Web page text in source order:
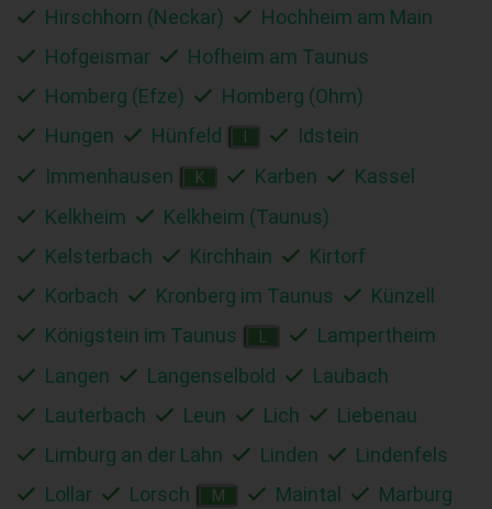
Hirschhorn (Neckar)
Hochheim am Main
Hofgeismar
Hofheim am Taunus
Homberg (Efze)
Homberg (Ohm)
Hungen
Hünfeld
Idstein
Immenhausen
K Karben
Kassel
Kelkheim
Kelkheim (Taunus)
Kelsterbach
Kirchhain
Kirtorf
Korbach
Kronberg im Taunus
Künzell
Königstein im Taunus
Lampertheim
Langen
Langenselbold
Laubach
Lauterbach
Leun Lich
Liebenau
Limburg an der Lahn
Linden
Lindenfels
Lollar
Lorsch M Maintal Marburg